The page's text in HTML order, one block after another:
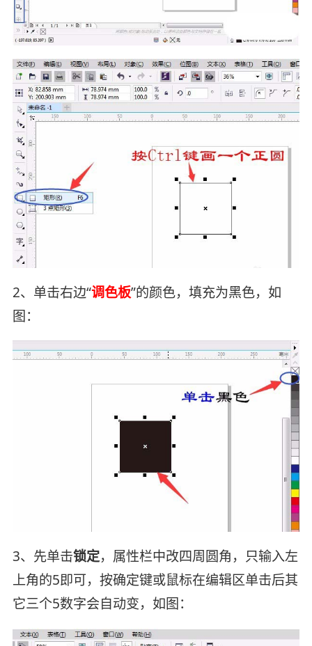
2、单击右边“调色板”的颜色，填充为黑色，如
图：
3、先单击锁定，属性栏中改四周圆角，只输入左
上角的5即可，按确定键或鼠标在编辑区单击后其
它三个5数字会自动变，如图：